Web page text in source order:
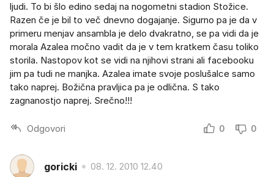
ljudi. To bi šlo edino sedaj na nogometni stadion Stožice.
Razen če je bil to več dnevno dogajanje. Sigurno pa je da v
primeru menjav ansambla je delo dvakratno, se pa vidi da je
morala Azalea močno vadit da je v tem kratkem času toliko
storila. Nastopov kot se vidi na njihovi strani ali facebooku
jim pa tudi ne manjka. Azalea imate svoje poslušalce samo
tako naprej. Božična pravljica pa je odlična. S tako
zagnanostjo naprej. Srečno!!!
Odgovori 0 0
goricki 08. 12. 2010 12.40